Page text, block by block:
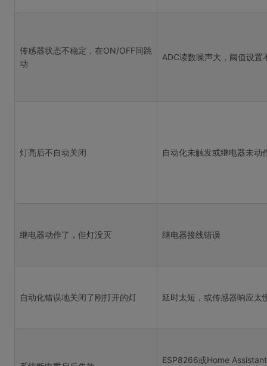
传感器状态不稳定，在ON/OFF间跳
动
ADC读数噪声大，阈值设置
灯亮后不自动关闭 自动化未触发或继电器未动
继电器动作了，但灯没灭 继电器接线错误
自动化错误地关闭了刚打开的灯 延时太短，或传感器响应太
ESP8266或Home